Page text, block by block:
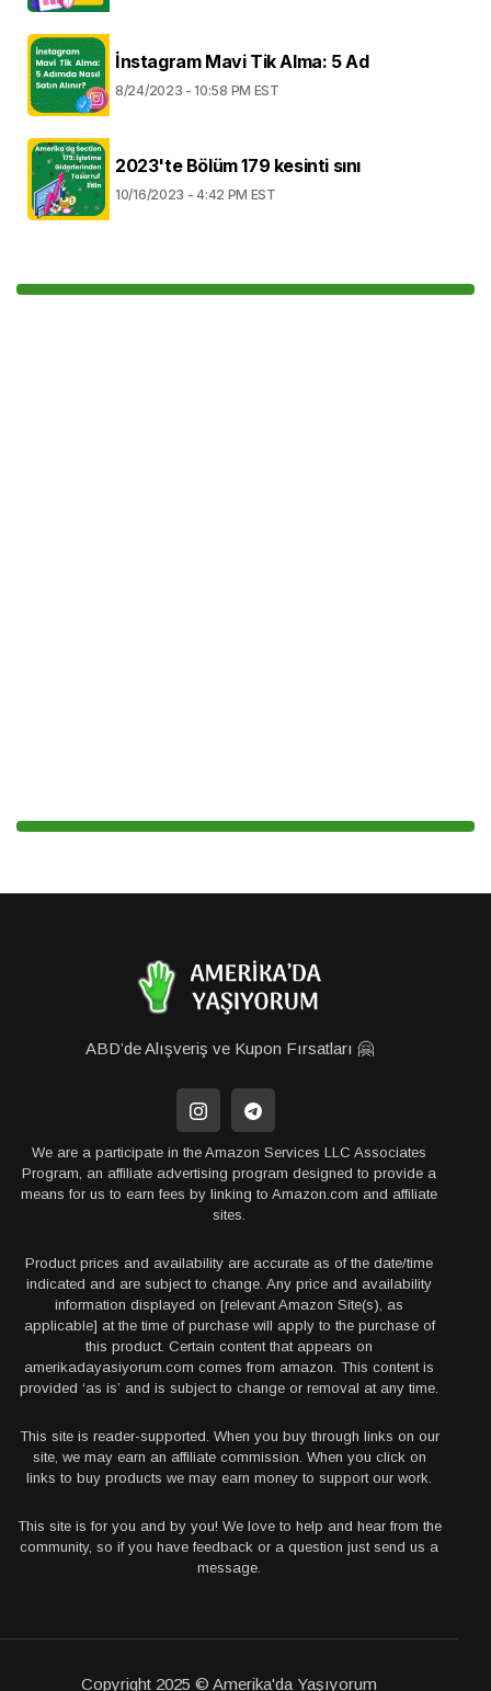
İnstagram Mavi Tik Alma: 5 Ad
8/24/2023 - 10:58 PM EST
2023'te Bölüm 179 kesinti sını
10/16/2023 - 4:42 PM EST
ABD’de Alışveriş ve Kupon Fırsatları 🤗
We are a participate in the Amazon Services LLC Associates
Program, an affiliate advertising program designed to provide a
means for us to earn fees by linking to Amazon.com and affiliate
sites.
Product prices and availability are accurate as of the date/time
indicated and are subject to change. Any price and availability
information displayed on [relevant Amazon Site(s), as
applicable] at the time of purchase will apply to the purchase of
this product. Certain content that appears on
amerikadayasiyorum.com comes from amazon. This content is
provided ‘as is’ and is subject to change or removal at any time.
This site is reader-supported. When you buy through links on our
site, we may earn an affiliate commission. When you click on
links to buy products we may earn money to support our work.
This site is for you and by you! We love to help and hear from the
community, so if you have feedback or a question just send us a
message.
Copyright 2025 © Amerika'da Yaşıyorum